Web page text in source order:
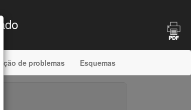
de problemas Esquemas